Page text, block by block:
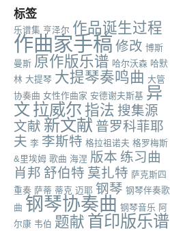
标签
乐谱集 亨泽尔 作品诞生过程
作曲家手稿 修改 博斯
曼斯 原作版乐谱 哈尔沃森 哈默
林 大提琴 大提琴奏鸣曲 大管
协奏曲 女性作曲家 安德谢夫斯基 异
文 拉威尔 指法 搜集源
文献 新文献 普罗科菲耶
夫 李 李斯特 格拉祖诺夫 格罗梅斯
&里埃姆 歌曲 海涅 版本 练习曲
肖邦 舒伯特 莫扎特 萨克斯四
重奏 萨蒂 蒂克 迈耶 钢琴 钢琴伴奏歌
曲 钢琴协奏曲 钢琴音乐 阿
尔康 韦伯 题献 首印版乐谱